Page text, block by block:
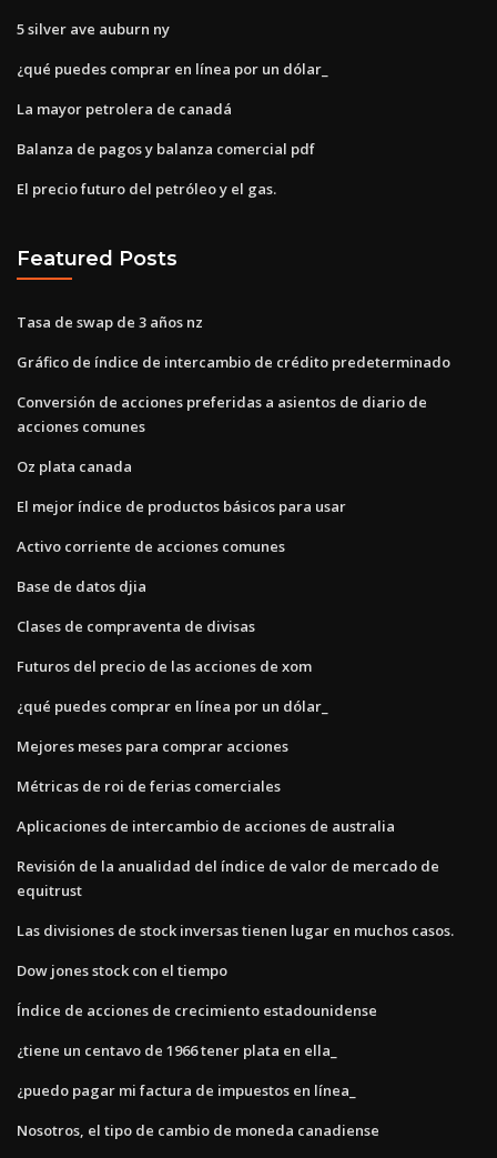
5 silver ave auburn ny
¿qué puedes comprar en línea por un dólar_
La mayor petrolera de canadá
Balanza de pagos y balanza comercial pdf
El precio futuro del petróleo y el gas.
Featured Posts
Tasa de swap de 3 años nz
Gráfico de índice de intercambio de crédito predeterminado
Conversión de acciones preferidas a asientos de diario de
acciones comunes
Oz plata canada
El mejor índice de productos básicos para usar
Activo corriente de acciones comunes
Base de datos djia
Clases de compraventa de divisas
Futuros del precio de las acciones de xom
¿qué puedes comprar en línea por un dólar_
Mejores meses para comprar acciones
Métricas de roi de ferias comerciales
Aplicaciones de intercambio de acciones de australia
Revisión de la anualidad del índice de valor de mercado de
equitrust
Las divisiones de stock inversas tienen lugar en muchos casos.
Dow jones stock con el tiempo
Índice de acciones de crecimiento estadounidense
¿tiene un centavo de 1966 tener plata en ella_
¿puedo pagar mi factura de impuestos en línea_
Nosotros, el tipo de cambio de moneda canadiense